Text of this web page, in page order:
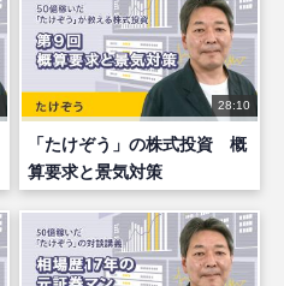
28:10
「たけぞう」の株式投資 概
算要求と景気対策